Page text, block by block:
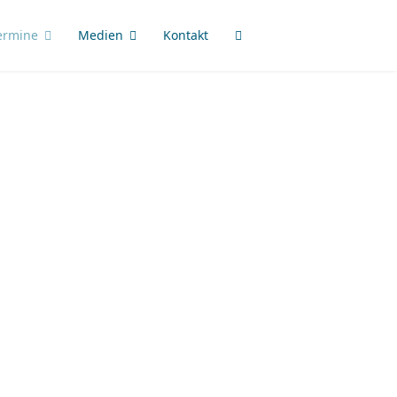
Medien Kontakt